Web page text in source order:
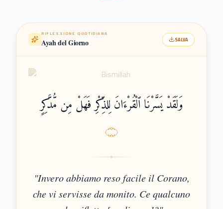
RIFLESSIONE QUOTIDIANA
Ayah del Giorno SALVA
وَلَقَدْ يَسَّرْنَا ٱلْقُرْءَانَ لِلذِّكْرِ فَهَلْ مِن مُّدَّكِرٍ
۝
"Invero abbiamo reso facile il Corano,
che vi servisse da monito. Ce qualcuno